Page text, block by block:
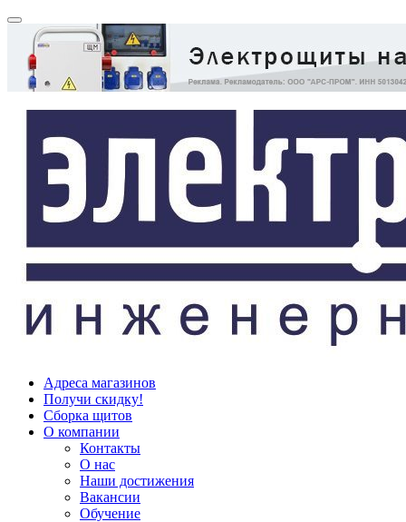
Адреса магазинов
Получи скидку!
Сборка щитов
О компании
Контакты
О нас
Наши достижения
Вакансии
Обучение